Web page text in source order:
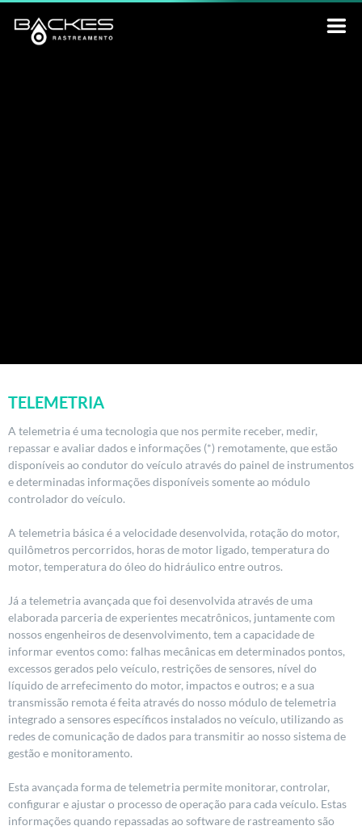
Telemetria
Saiba o que é
Entre em contato
TELEMETRIA
A telemetria é uma tecnologia que nos permite receber, medir,
repassar e avaliar dados e informações (*) remotamente, que estão
disponíveis ao condutor do veículo através do painel de instrumentos
e determinadas informações disponíveis somente ao módulo
controlador do veículo.
A telemetria básica é a velocidade desenvolvida, rotação do motor,
quilômetros percorridos, horas de motor ligado, temperatura do
motor, temperatura do óleo do hidráulico entre outros.
Já a telemetria avançada que foi desenvolvida através de uma
elaborada parceria de experientes mecatrônicos, juntamente com
nossos engenheiros de desenvolvimento, tem a capacidade de
informar eventos como: falhas mecânicas em determinados pontos,
excessos gerados pelo veículo, restrições de sensores, nível do
líquido de arrefecimento do motor, impactos e outros; e a sua
transmissão remota é feita através do nosso módulo de telemetria
integrado a sensores específicos instalados no veículo, utilizando as
redes de comunicação de dados para transmitir ao nosso sistema de
gestão e monitoramento.
Esta avançada forma de telemetria permite monitorar, controlar,
configurar e ajustar o processo de operação para cada veículo. Estas
informações quando repassadas ao software de rastreamento são